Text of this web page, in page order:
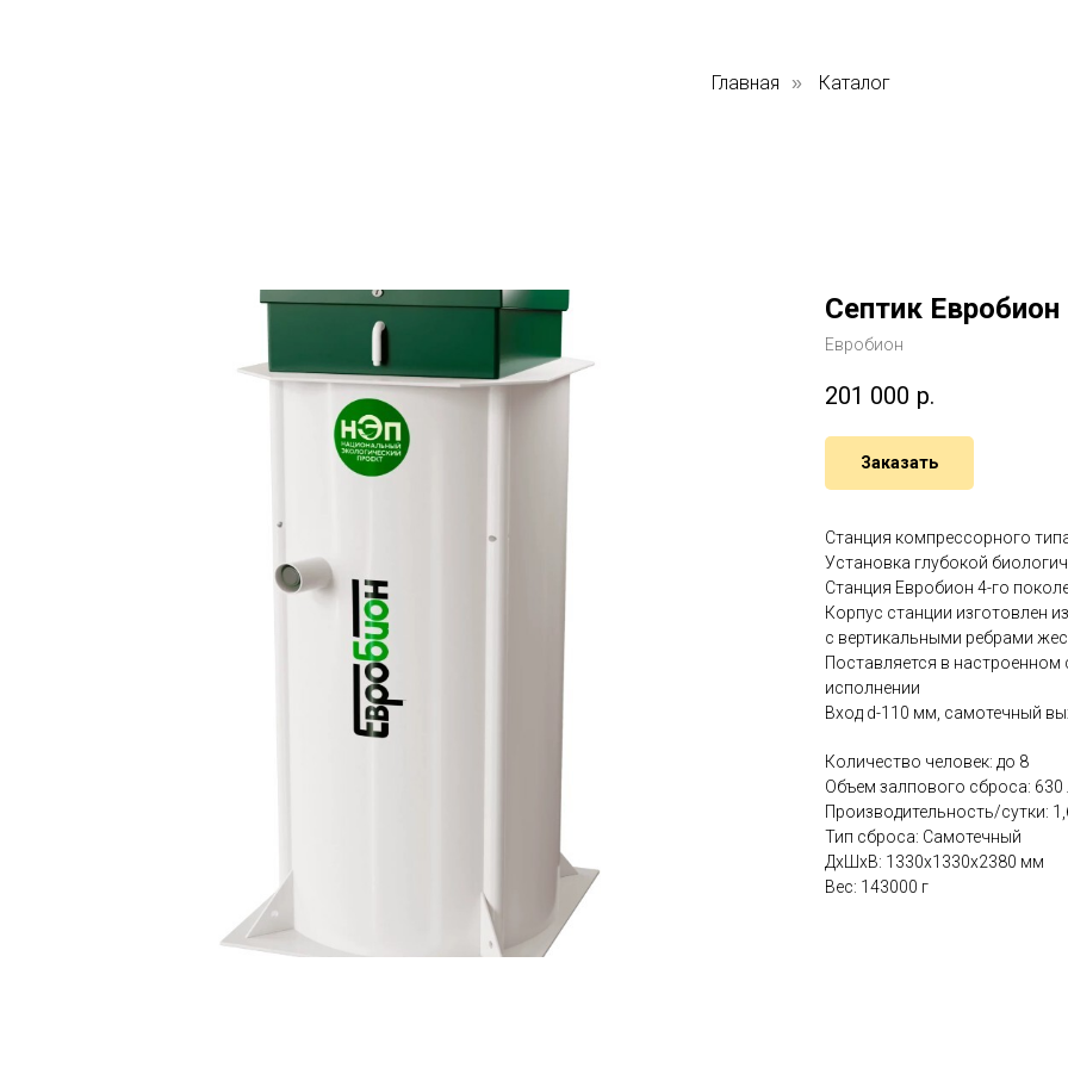
Главная » Каталог
Септик Евробион
Евробион
201 000 р.
Заказать
Станция компрессорного
Установка глубокой
Станция Евробион 4-го
Корпус станции изготовлен
с вертикальными ребрами
Поставляется в
исполнении
Вход d-110 мм, самотечный
Количество человек: до 8
Объем залпового сброса: 630
Производительность/сутки:
Тип сброса: Самотечный
ДxШxВ: 1330x1330x2380 мм
Вес: 143000 г